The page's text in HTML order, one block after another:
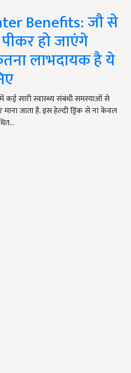
Benefits: जौ से
हो जाएंगे
लाभदायक है ये
कई सारी स्वास्थ्य संबंधी समस्याओं से
माना जाता है. इस हेल्दी ड्रिंक से ना केवल